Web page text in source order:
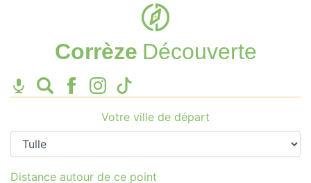
Corrèze Découverte
Votre ville de départ
Distance autour de ce point